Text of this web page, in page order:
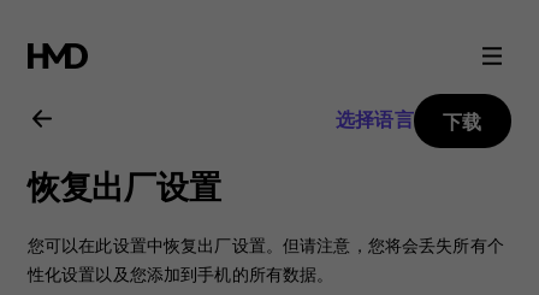
Nokia
106
2018
用
选择语言 下载
恢复出厂设置
您可以在此设置中恢复出厂设置。但请注意，您将会丢失所有个
性化设置以及您添加到手机的所有数据。